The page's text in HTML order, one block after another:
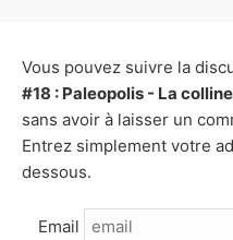
Vous pouvez suivre la
#18 : Paleopolis - La
sans avoir à laisser un
Entrez simplement votre
dessous.
Email